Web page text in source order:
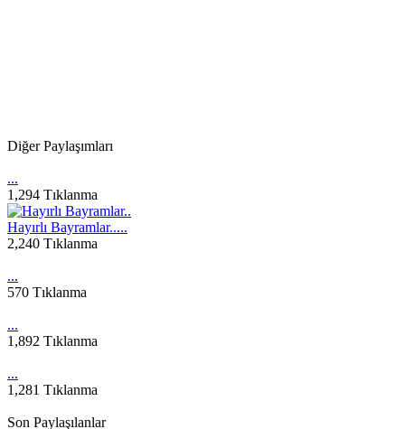
Diğer Paylaşımları
...
1,294 Tıklanma
Hayırlı Bayramlar.....
2,240 Tıklanma
...
570 Tıklanma
...
1,892 Tıklanma
...
1,281 Tıklanma
Son Paylaşılanlar